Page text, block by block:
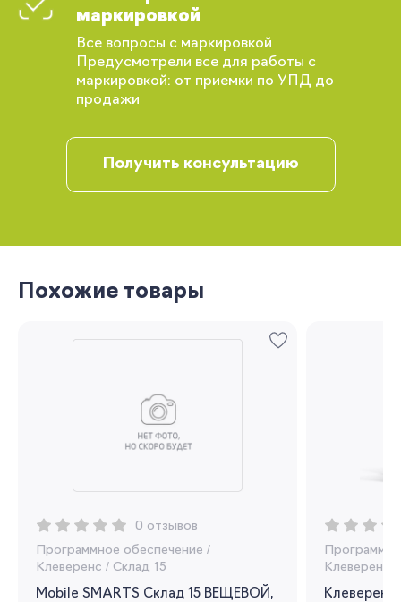
маркировкой
Все вопросы с маркировкой
Предусмотрели все для работы с
маркировкой: от приемки по УПД до
продажи
Получить консультацию
Похожие товары
0 отзывов
Программное обеспечение /
Клеверенс / Склад 15
Mobile SMARTS Склад 15 ВЕЩЕВОЙ,
Клеверенс
Вы сможете отслеживать статус своих
заказов и получать индивидуальные
рекомендации
Я согласен на обработку моих
персональных данных
Забыли свой пароль?
Регистрация
Вы сможете отслеживать статус своих
рекомендации